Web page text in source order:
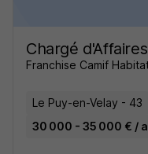
Chargé
Franchise Camif
Le Puy-en-Velay - 43
30 000 - 35 000 € /